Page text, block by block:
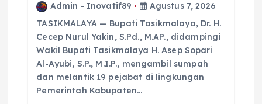
Admin - Inovatif89
Agustus 7, 2026
TASIKMALAYA — Bupati Tasikmalaya, Dr. H.
Cecep Nurul Yakin, S.Pd., M.AP., didampingi
Wakil Bupati Tasikmalaya H. Asep Sopari
Al-Ayubi, S.P., M.I.P., mengambil sumpah
dan melantik 19 pejabat di lingkungan
Pemerintah Kabupaten…